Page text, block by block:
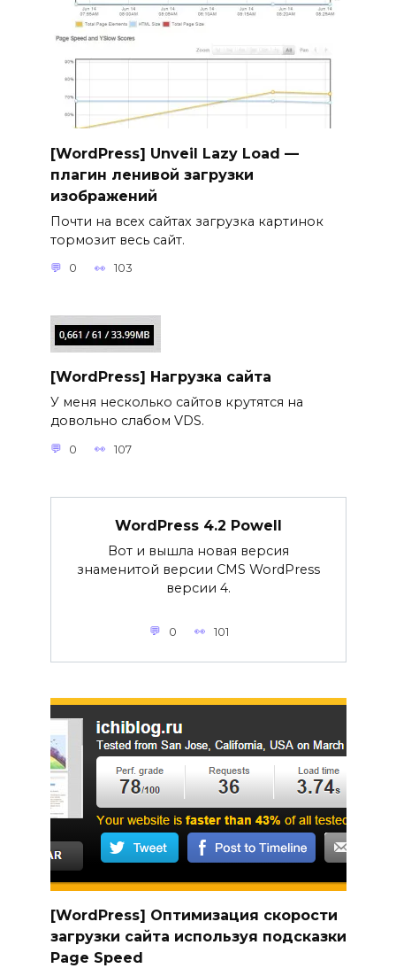
[WordPress] Unveil Lazy Load —
плагин ленивой загрузки
изображений
Почти на всех сайтах загрузка картинок
тормозит весь сайт.
0 103
[WordPress] Нагрузка сайта
У меня несколько сайтов крутятся на
довольно слабом VDS.
0 107
WordPress 4.2 Powell
Вот и вышла новая версия
знаменитой версии CMS WordPress
версии 4.
0 101
[WordPress] Оптимизация скорости
загрузки сайта используя подсказки
Page Speed